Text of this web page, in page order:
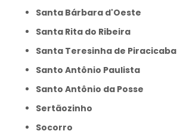
Santa Bárbara d'Oeste
Santa Rita do Ribeira
Santa Teresinha de Piracicaba
Santo Antônio Paulista
Santo Antônio da Posse
Sertãozinho
Socorro